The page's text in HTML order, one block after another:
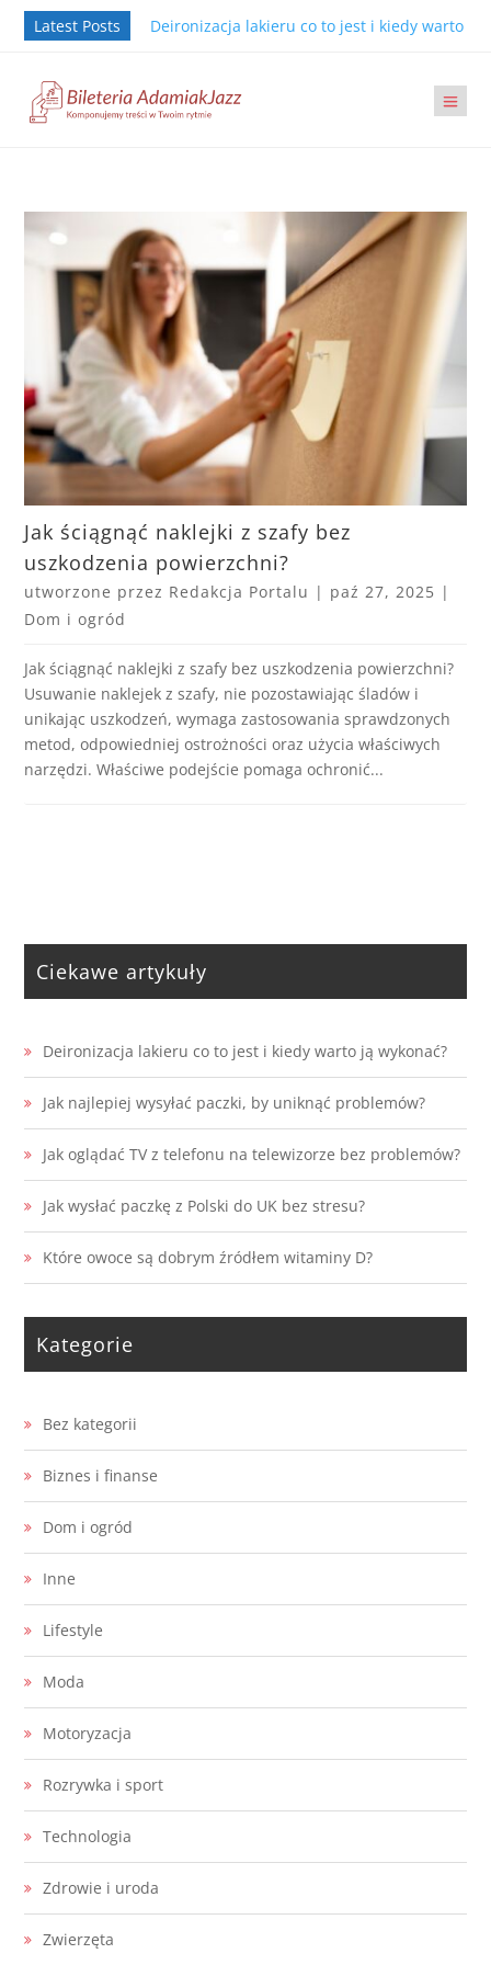
Latest Posts Deironizacja lakieru co to jest i kiedy warto ją
Jak ściągnąć naklejki z szafy bez
uszkodzenia powierzchni?
utworzone przez Redakcja Portalu | paź 27, 2025 |
Dom i ogród
Jak ściągnąć naklejki z szafy bez uszkodzenia powierzchni?
Usuwanie naklejek z szafy, nie pozostawiając śladów i
unikając uszkodzeń, wymaga zastosowania sprawdzonych
metod, odpowiedniej ostrożności oraz użycia właściwych
narzędzi. Właściwe podejście pomaga ochronić...
Ciekawe artykuły
Deironizacja lakieru co to jest i kiedy warto ją wykonać?
Jak najlepiej wysyłać paczki, by uniknąć problemów?
Jak oglądać TV z telefonu na telewizorze bez problemów?
Jak wysłać paczkę z Polski do UK bez stresu?
Które owoce są dobrym źródłem witaminy D?
Kategorie
Bez kategorii
Biznes i finanse
Dom i ogród
Inne
Lifestyle
Moda
Motoryzacja
Rozrywka i sport
Technologia
Zdrowie i uroda
Zwierzęta